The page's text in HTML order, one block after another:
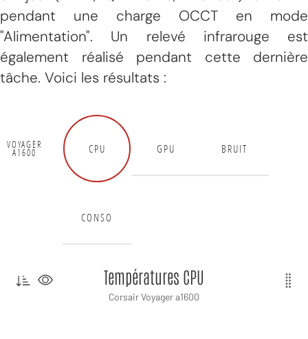
pendant une charge OCCT en mode
"Alimentation". Un relevé infrarouge est
également réalisé pendant cette dernière
tâche. Voici les résultats :